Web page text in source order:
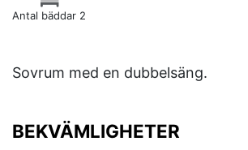
Antal bäddar 2
Sovrum med en dubbelsäng.
BEKVÄMLIGHETER